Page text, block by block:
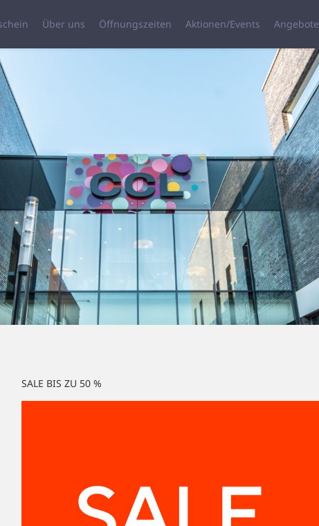
Über uns Öffnungszeiten Aktionen/Events Angebote
SALE BIS ZU 50 %